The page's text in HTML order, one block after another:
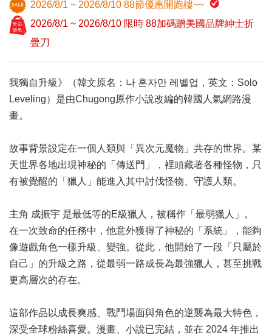
2026/8/1 ~ 2026/8/10 88節優惠開跑樓~~
2026/8/1 ~ 2026/8/10 限時 88加碼贈美國品牌紳士折
疊刀
我獨自升級》（韓文原名：나 혼자만 레벨업，英文：Solo
Leveling）是由Chugong原作小說改編的韓國人氣網路漫
畫。
故事背景設定在一個人類與「異次元魔物」共存的世界。某
天世界各地出現神秘的「傳送門」，裡頭藏著各種怪物，只
有被覺醒的「獵人」能進入其中討伐怪物、守護人類。
主角 成振宇 是最低等的E級獵人，被稱作「最弱獵人」。
在一次致命的任務中，他意外獲得了神秘的「系統」，能夠
像遊戲角色一樣升級、變強。從此，他開始了一段「只屬於
自己」的升級之路，從最弱一路成長為最強獵人，甚至挑戰
更高層次的存在。
這部作品以成長爽感、戰鬥場面與角色的逆襲為最大特色，
深受全球粉絲喜愛。漫畫、小說已完結，並在 2024 年推出